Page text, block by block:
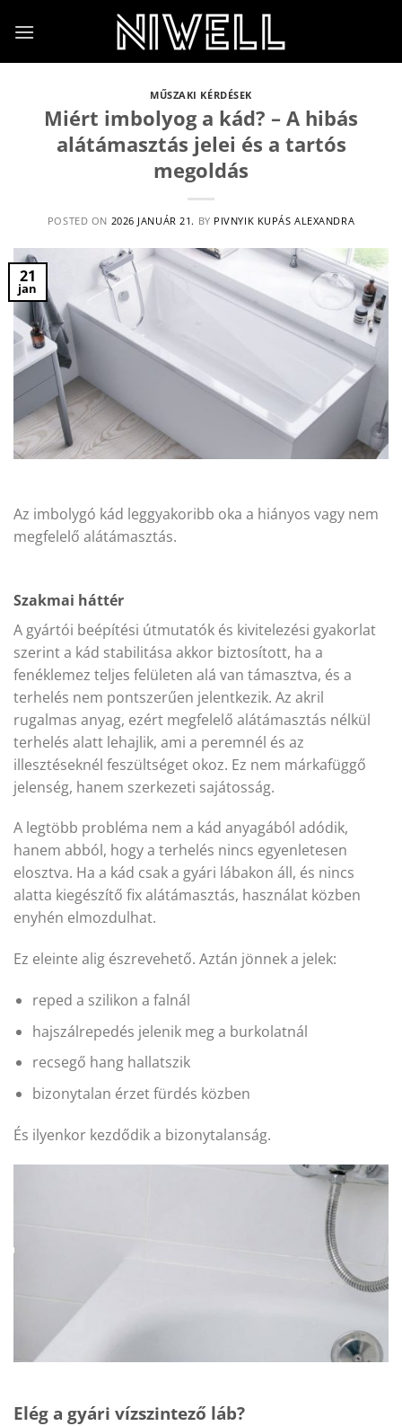
MŰSZAKI KÉRDÉSEK
Miért imbolyog a kád? – A hibás
alátámasztás jelei és a tartós
megoldás
POSTED ON 2026 JANUÁR 21. BY PIVNYIK KUPÁS ALEXANDRA
21
jan
Az imbolygó kád leggyakoribb oka a hiányos vagy nem
megfelelő alátámasztás.
Szakmai háttér
A gyártói beépítési útmutatók és kivitelezési gyakorlat
szerint a kád stabilitása akkor biztosított, ha a
fenéklemez teljes felületen alá van támasztva, és a
terhelés nem pontszerűen jelentkezik. Az akril
rugalmas anyag, ezért megfelelő alátámasztás nélkül
terhelés alatt lehajlik, ami a peremnél és az
illesztéseknél feszültséget okoz. Ez nem márkafüggő
jelenség, hanem szerkezeti sajátosság.
A legtöbb probléma nem a kád anyagából adódik,
hanem abból, hogy a terhelés nincs egyenletesen
elosztva. Ha a kád csak a gyári lábakon áll, és nincs
alatta kiegészítő fix alátámasztás, használat közben
enyhén elmozdulhat.
Ez eleinte alig észrevehető. Aztán jönnek a jelek:
reped a szilikon a falnál
hajszálrepedés jelenik meg a burkolatnál
recsegő hang hallatszik
bizonytalan érzet fürdés közben
És ilyenkor kezdődik a bizonytalanság.
Elég a gyári vízszintező láb?